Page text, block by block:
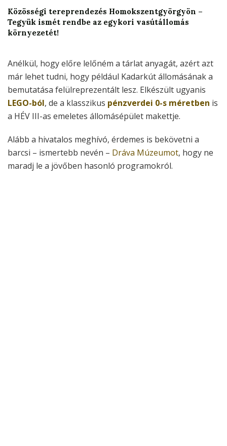
Közösségi tereprendezés Homokszentgyörgyön –
Tegyük ismét rendbe az egykori vasútállomás
környezetét!
Anélkül, hogy előre lelőném a tárlat anyagát, azért azt
már lehet tudni, hogy például Kadarkút állomásának a
bemutatása felülreprezentált lesz. Elkészült ugyanis
LEGO-ból, de a klasszikus pénzverdei 0-s méretben is
a HÉV III-as emeletes állomásépület makettje.
Alább a hivatalos meghívó, érdemes is bekövetni a
barcsi – ismertebb nevén – Dráva Múzeumot, hogy ne
maradj le a jövőben hasonló programokról.